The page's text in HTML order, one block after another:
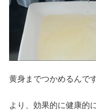
黄身までつかめるんで
より、効果的に健康的